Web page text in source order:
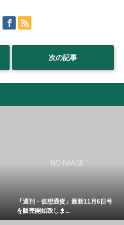
次の記事
「週刊・仮想通貨」最新11月6日号
を販売開始致しま...